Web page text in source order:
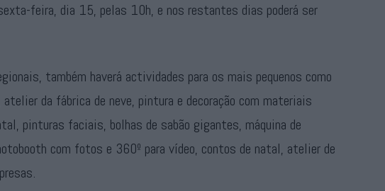
feira, dia 15, pelas 10h, e nos restantes dias poderá ser
também haverá actividades para os mais pequenos como
da fábrica de neve, pintura e decoração com materiais
pinturas faciais, bolhas de sabão gigantes, máquina de
com fotos e 360º para vídeo, contos de natal, atelier de